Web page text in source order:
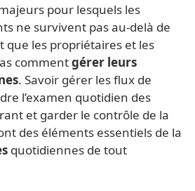
pour lesquels les
ne survivent pas au-delà de
que les propriétaires et les
commentgérer leurs
. Savoir gérer les flux de
l’examen quotidien des
et garder le contrôle de la
des éléments essentiels de la
quotidiennes de tout